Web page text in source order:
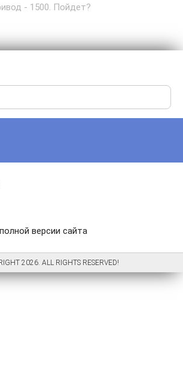
- 1500. Пойдет?
версии сайта
2026. ALL RIGHTS RESERVED!